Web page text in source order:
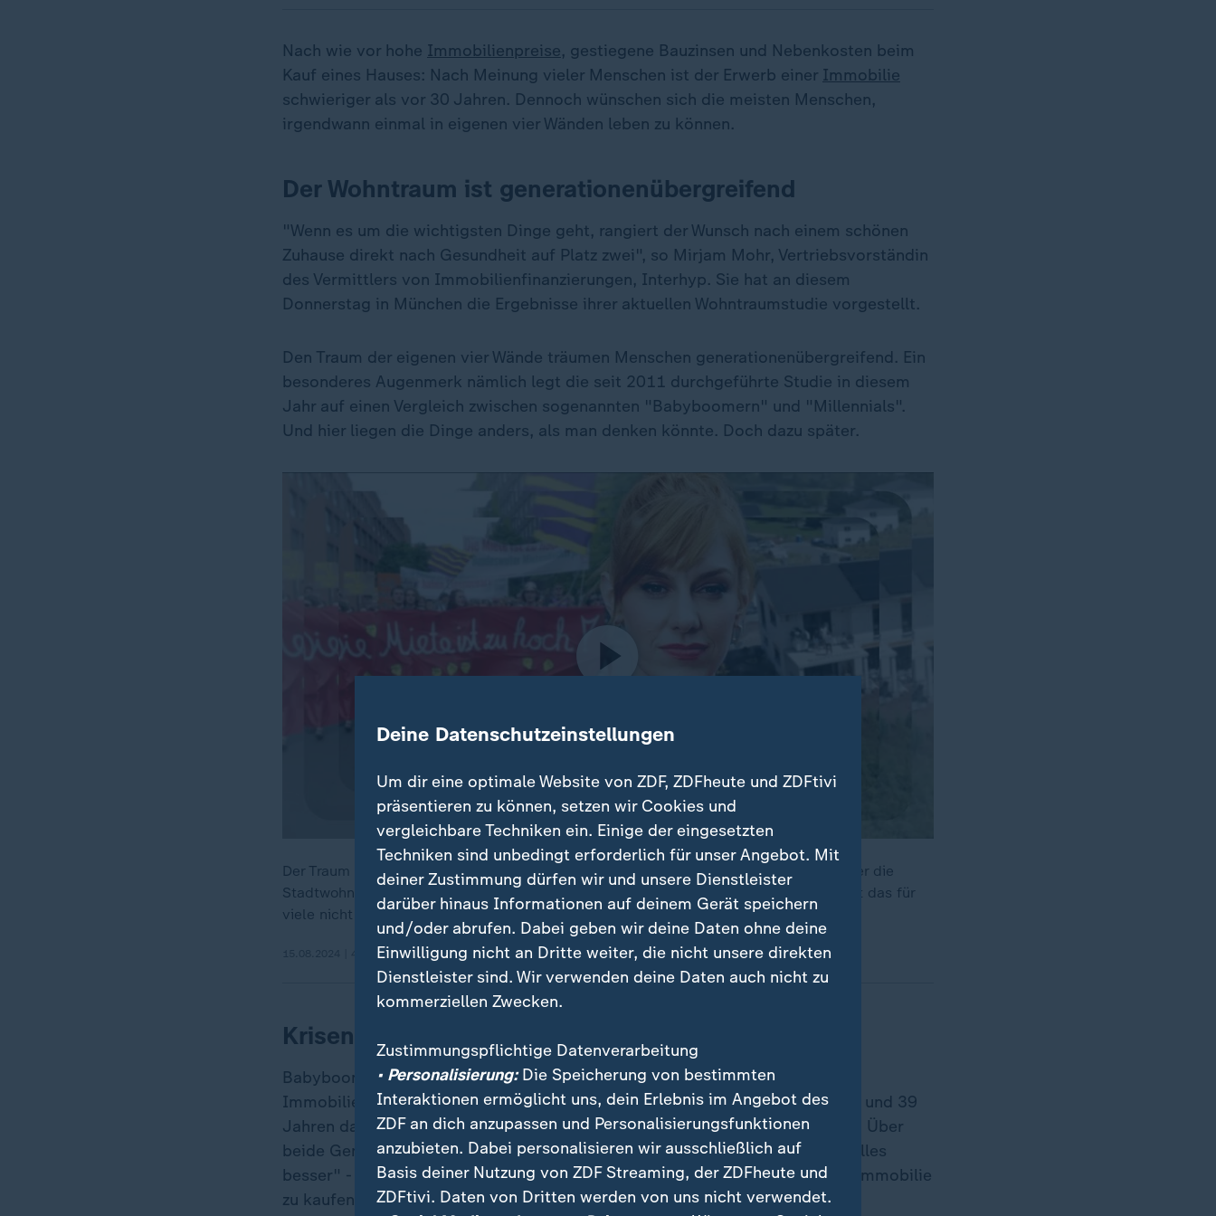
Nach wie vor hohe Immobilienpreise, gestiegene Bauzinsen und Nebenkosten beim
Kauf eines Hauses: Nach Meinung vieler Menschen ist der Erwerb einer Immobilie
schwieriger als vor 30 Jahren. Dennoch wünschen sich die meisten Menschen,
irgendwann einmal in eigenen vier Wänden leben zu können.
Der Wohntraum ist generationenübergreifend
"Wenn es um die wichtigsten Dinge geht, rangiert der Wunsch nach einem schönen
Zuhause direkt nach Gesundheit auf Platz zwei", so Mirjam Mohr, Vertriebsvorständin
des Vermittlers von Immobilienfinanzierungen, Interhyp. Sie hat an diesem
Donnerstag in München die Ergebnisse ihrer aktuellen Wohntraumstudie vorgestellt.
Den Traum der eigenen vier Wände träumen Menschen generationenübergreifend. Ein
besonderes Augenmerk nämlich legt die seit 2011 durchgeführte Studie in diesem
Jahr auf einen Vergleich zwischen sogenannten "Babyboomern" und "Millennials".
Und hier liegen die Dinge anders, als man denken könnte. Doch dazu später.
Der Traum vom Eigenheim, vielleicht mit Garten: Wer kann sich das noch leisten? Oder die
Stadtwohnung für die Familie ohne Kompromisse. Ganz normal wohnen – warum geht das für
viele nicht mehr?
15.08.2024 | 43:05 min
Krisen hinterlassen Spuren in den Köpfen
Babyboomer sind zwischen 60 und 75 Jahre alt und damit liegt das Thema
Immobilienerwerb in der Regel hinter ihnen. Bei den Millennials zwischen 25 und 39
Jahren dagegen stellt sich die Frage irgendwann in diesem Lebensabschnitt. Über
beide Generationen hinweg glauben drei Viertel der Befragten: "Früher war alles
besser" - sie denken also, dass es vor 30 Jahren leichter gewesen sei, eine Immobilie
zu kaufen. Doch das ist ein Irrtum.
Deine Datenschutzeinstellungen
Um dir eine optimale Website von ZDF, ZDFheute und ZDFtivi
präsentieren zu können, setzen wir Cookies und
vergleichbare Techniken ein. Einige der eingesetzten
Techniken sind unbedingt erforderlich für unser Angebot. Mit
deiner Zustimmung dürfen wir und unsere Dienstleister
darüber hinaus Informationen auf deinem Gerät speichern
und/oder abrufen. Dabei geben wir deine Daten ohne deine
Einwilligung nicht an Dritte weiter, die nicht unsere direkten
Dienstleister sind. Wir verwenden deine Daten auch nicht zu
kommerziellen Zwecken.
Zustimmungspflichtige Datenverarbeitung
• Personalisierung:Die Speicherung von bestimmten
Interaktionen ermöglicht uns, dein Erlebnis im Angebot des
ZDF an dich anzupassen und Personalisierungsfunktionen
anzubieten. Dabei personalisieren wir ausschließlich auf
Basis deiner Nutzung von ZDF Streaming, der ZDFheute und
ZDFtivi. Daten von Dritten werden von uns nicht verwendet.